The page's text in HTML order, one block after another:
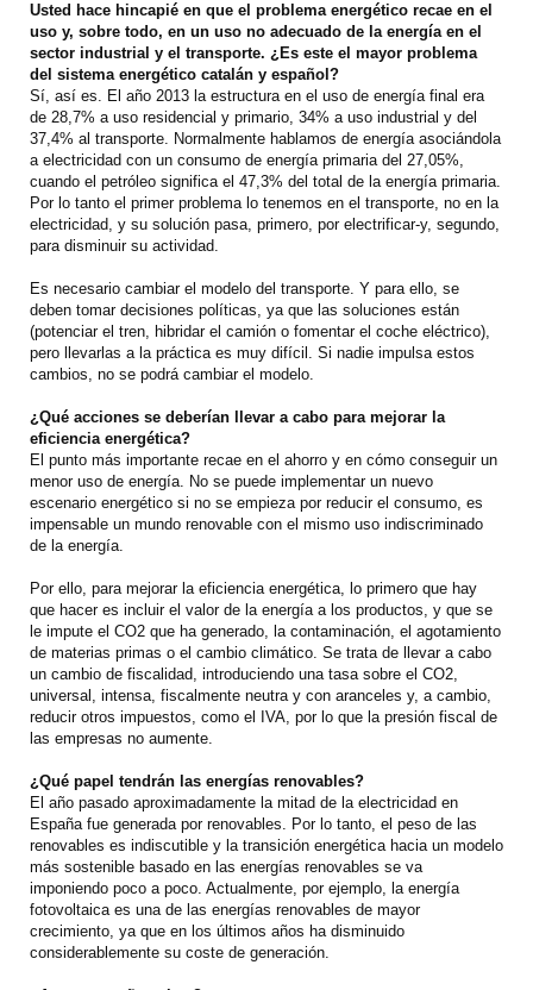
Usted hace hincapié en que el problema energético recae en el
uso y, sobre todo, en un uso no adecuado de la energía en el
sector industrial y el transporte. ¿Es este el mayor problema
del sistema energético catalán y español?
Sí, así es. El año 2013 la estructura en el uso de energía final era
de 28,7% a uso residencial y primario, 34% a uso industrial y del
37,4% al transporte. Normalmente hablamos de energía asociándola
a electricidad con un consumo de energía primaria del 27,05%,
cuando el petróleo significa el 47,3% del total de la energía primaria.
Por lo tanto el primer problema lo tenemos en el transporte, no en la
electricidad, y su solución pasa, primero, por electrificar-y, segundo,
para disminuir su actividad.
Es necesario cambiar el modelo del transporte. Y para ello, se
deben tomar decisiones políticas, ya que las soluciones están
(potenciar el tren, hibridar el camión o fomentar el coche eléctrico),
pero llevarlas a la práctica es muy difícil. Si nadie impulsa estos
cambios, no se podrá cambiar el modelo.
¿Qué acciones se deberían llevar a cabo para mejorar la
eficiencia energética?
El punto más importante recae en el ahorro y en cómo conseguir un
menor uso de energía. No se puede implementar un nuevo
escenario energético si no se empieza por reducir el consumo, es
impensable un mundo renovable con el mismo uso indiscriminado
de la energía.
Por ello, para mejorar la eficiencia energética, lo primero que hay
que hacer es incluir el valor de la energía a los productos, y que se
le impute el CO2 que ha generado, la contaminación, el agotamiento
de materias primas o el cambio climático. Se trata de llevar a cabo
un cambio de fiscalidad, introduciendo una tasa sobre el CO2,
universal, intensa, fiscalmente neutra y con aranceles y, a cambio,
reducir otros impuestos, como el IVA, por lo que la presión fiscal de
las empresas no aumente.
¿Qué papel tendrán las energías renovables?
El año pasado aproximadamente la mitad de la electricidad en
España fue generada por renovables. Por lo tanto, el peso de las
renovables es indiscutible y la transición energética hacia un modelo
más sostenible basado en las energías renovables se va
imponiendo poco a poco. Actualmente, por ejemplo, la energía
fotovoltaica es una de las energías renovables de mayor
crecimiento, ya que en los últimos años ha disminuido
considerablemente su coste de generación.